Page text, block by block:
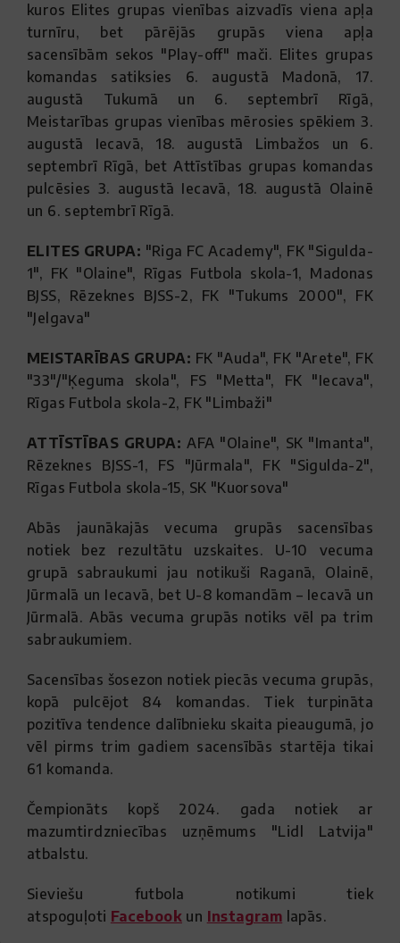
kuros Elites grupas vienības aizvadīs viena apļa
turnīru, bet pārējās grupās viena apļa
sacensībām sekos "Play-off" mači. Elites grupas
komandas satiksies 6. augustā Madonā, 17.
augustā Tukumā un 6. septembrī Rīgā,
Meistarības grupas vienības mērosies spēkiem 3.
augustā Iecavā, 18. augustā Limbažos un 6.
septembrī Rīgā, bet Attīstības grupas komandas
pulcēsies 3. augustā Iecavā, 18. augustā Olainē
un 6. septembrī Rīgā.
ELITES GRUPA: "Riga FC Academy", FK "Sigulda-
1", FK "Olaine", Rīgas Futbola skola-1, Madonas
BJSS, Rēzeknes BJSS-2, FK "Tukums 2000", FK
"Jelgava"
MEISTARĪBAS GRUPA: FK "Auda", FK "Arete", FK
"33"/"Ķeguma skola", FS "Metta", FK "Iecava",
Rīgas Futbola skola-2, FK "Limbaži"
ATTĪSTĪBAS GRUPA: AFA "Olaine", SK "Imanta",
Rēzeknes BJSS-1, FS "Jūrmala", FK "Sigulda-2",
Rīgas Futbola skola-15, SK "Kuorsova"
Abās jaunākajās vecuma grupās sacensības
notiek bez rezultātu uzskaites. U-10 vecuma
grupā sabraukumi jau notikuši Raganā, Olainē,
Jūrmalā un Iecavā, bet U-8 komandām – Iecavā un
Jūrmalā. Abās vecuma grupās notiks vēl pa trim
sabraukumiem.
Sacensības šosezon notiek piecās vecuma grupās,
kopā pulcējot 84 komandas. Tiek turpināta
pozitīva tendence dalībnieku skaita pieaugumā, jo
vēl pirms trim gadiem sacensībās startēja tikai
61 komanda.
Čempionāts kopš 2024. gada notiek ar
mazumtirdzniecības uzņēmums "Lidl Latvija"
atbalstu.
Sieviešu futbola notikumi tiek
atspoguļoti Facebook un Instagram lapās.